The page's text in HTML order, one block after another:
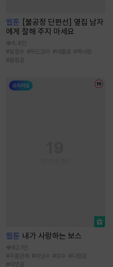
웹툰
[불공정 단편선] 옆집 남자
에게 잘해 주지 마세요
6.4만
#동정수 #하드코어 #대물공 #짝사랑
#음침공
웹툰 내가 사랑하는 보스
62.1만
#주종관계 #미남수 #강수 #다정공
#미인공